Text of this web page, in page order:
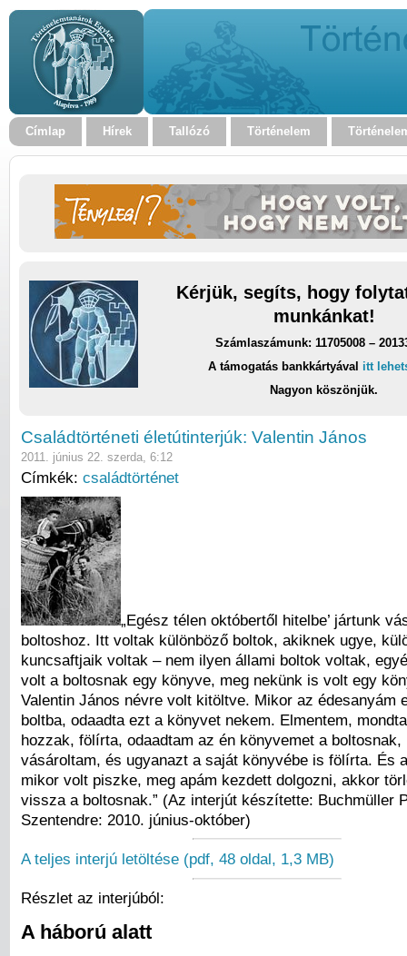
Címlap Hírek Tallózó Történelem
Kérjük, segíts, hogy
munkánkat!
Számlaszámunk: 11705008 –
A támogatás bankkártyával itt
Nagyon köszönjük.
Családtörténeti életútinterjúk: Valentin János
2011. június 22. szerda, 6:12
Címkék: családtörténet
„Egész télen októbertől hitelbe’ jártunk
boltoshoz. Itt voltak különböző boltok, akiknek ugye,
kuncsaftjaik voltak – nem ilyen állami boltok voltak,
volt a boltosnak egy könyve, meg nekünk is volt egy
Valentin János névre volt kitöltve. Mikor az édesanyám
boltba, odaadta ezt a könyvet nekem. Elmentem,
hozzak, fölírta, odaadtam az én könyvemet a
vásároltam, és ugyanazt a saját könyvébe is fölírta. És
mikor volt piszke, meg apám kezdett dolgozni, akkor
vissza a boltosnak.” (Az interjút készítette: Buchmüller
Szentendre: 2010. június-október)
A teljes interjú letöltése (pdf, 48 oldal, 1,3 MB)
Részlet az interjúból:
A háború alatt